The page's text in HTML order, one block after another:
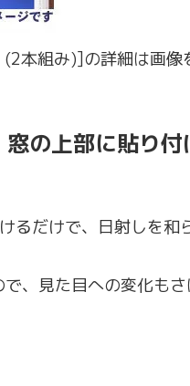
本組み)]の詳細は画像
の上部に貼り付
るだけで、日射しを和
、見た目への変化もさ